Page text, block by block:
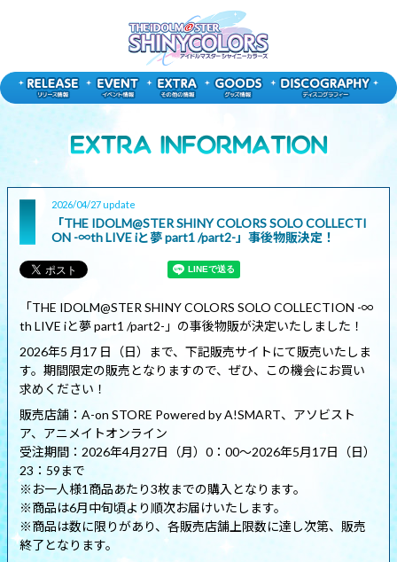
2026/04/27 update
「THE IDOLM@STER SHINY COLORS SOLO COLLECTI
ON -∞th LIVE iと夢 part1 /part2-」事後物販決定！
「THE IDOLM@STER SHINY COLORS SOLO COLLECTION -∞
th LIVE iと夢 part1 /part2-」の事後物販が決定いたしました！
2026年5 月17 日（日）まで、下記販売サイトにて販売いたしま
す。期間限定の販売となりますので、ぜひ、この機会にお買い
求めください！
販売店舗：A-on STORE Powered by A!SMART、アソビスト
ア、アニメイトオンライン
受注期間：2026年4月27日（月）0：00～2026年5月17日（日）
23：59まで
※お一人様1商品あたり3枚までの購入となります。
※商品は6月中旬頃より順次お届けいたします。
※商品は数に限りがあり、各販売店舗上限数に達し次第、販売
終了となります。